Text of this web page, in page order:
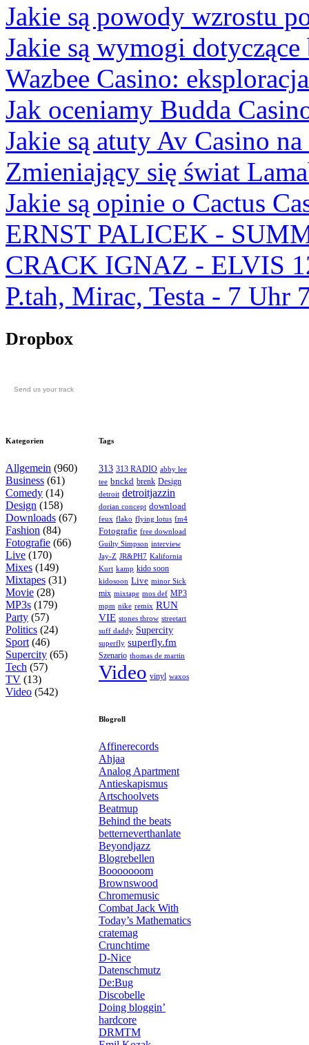
Jakie są powody wzrostu
Jakie są wymogi
Wazbee Casino:
Jak oceniamy Budda
Jakie są atuty Av Casino
Zmieniający się świat
Jakie są opinie o Cactus
ERNST PALICEK -
CRACK IGNAZ - ELVIS
P.tah, Mirac, Testa - 7
Dropbox
Send us your track
Kategorien
Allgemein (960)
Business (61)
Comedy (14)
Design (158)
Downloads (67)
Fashion (84)
Fotografie (66)
Live (170)
Mixes (149)
Mixtapes (31)
Movie (28)
MP3s (179)
Party (57)
Politics (24)
Sport (46)
Supercity (65)
Tech (57)
TV (13)
Video (542)
Tags
313 313 RADIO abby lee
tee bnckd brenk Design
detroit detroitjazzin
dorian concept download
feux flako flying lotus fm4
Fotografie free download
Guilty Simpson interview
Jay-Z JR&PH7 Kalifornia
Kurt kamp kido soon
kidosoon Live minor Sick
mix mixtape mos def MP3
mpm nike remix RUN
VIE stones throw streetart
suff daddy Supercity
superfly superfly.fm
Szenario thomas de martin
Video vinyl waxos
Blogroll
Affinerecords
Ahjaa
Analog Apartment
Antieskapismus
Artschoolvets
Beatmup
Behind the beats
betterneverthanlate
Beyondjazz
Blogrebellen
Booooooom
Brownswood
Chromemusic
Combat Jack With
Today’s Mathematics
cratemag
Crunchtime
D-Nice
Datenschmutz
De:Bug
Discobelle
Doing bloggin’
hardcore
DRMTM